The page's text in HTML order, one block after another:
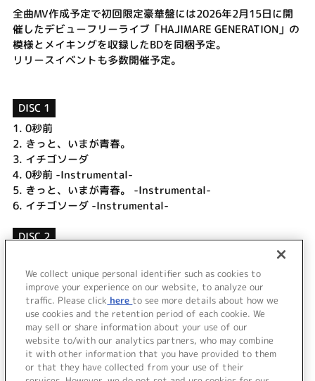
全曲MV作成予定で初回限定豪華盤には2026年2月15日に開
催したデビューフリーライブ「HAJIMARE GENERATION」の
模様とメイキングを収録したBDを同梱予定。
リリースイベントも多数開催予定。
DISC 1
1. 0秒前
2. きっと、いまが青春。
3. イチゴソーダ
4. 0秒前 -Instrumental-
5. きっと、いまが青春。 -Instrumental-
6. イチゴソーダ -Instrumental-
DISC 2
デビューフリーライブ ～HAJIMARE GENERATION～
Behind the Scenes
＜ BACK
We collect unique personal identifier such as cookies to
improve your experience on our website, to analyze our
traffic. Please click here to see more details about how we
use cookies and the retention period of each cookie. We
may sell or share information about your use of our
website to/with our analytics partners, who may combine
it with other information that you have provided to them
or that they have collected from your use of their